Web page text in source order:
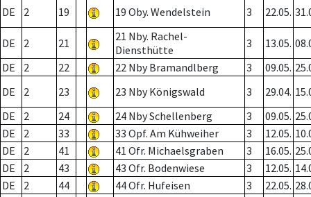
DE
2 19 19 Oby. Wendelstein 3 22.05.
DE 2 21
21 Nby. Rachel-
Diensthütte
3 13.05.
DE
2 22 22 Nby Bramandlberg 3 09.05.
DE
2 23 23 Nby Königswald 3 29.04.
DE
2 24 24 Nby Schellenberg 3 09.05.
DE
2 33 33 Opf. Am Kühweiher 3 12.05.
DE
2 41 41 Ofr. Michaelsgraben 3 16.05.
DE
2 43 43 Ofr. Bodenwiese 3 12.05.
DE
2 44 44 Ofr. Hufeisen 3 22.05.